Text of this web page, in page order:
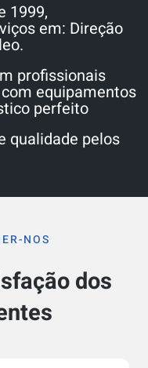
1999,
em: Direção
profissionais
equipamentos
perfeito
qualidade pelos
NOS
dos